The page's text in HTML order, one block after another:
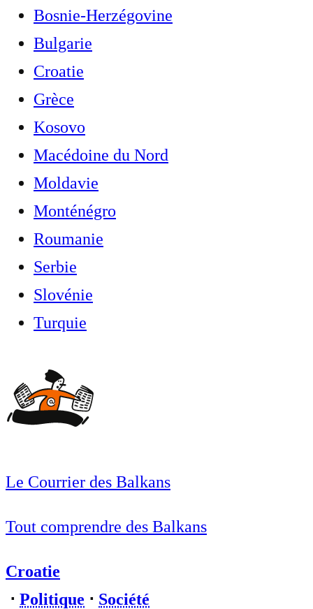
Bosnie-Herzégovine
Bulgarie
Croatie
Grèce
Kosovo
Macédoine du Nord
Moldavie
Monténégro
Roumanie
Serbie
Slovénie
Turquie
Le Courrier des Balkans
Tout comprendre des Balkans
Croatie
⋅ Politique ⋅ Société